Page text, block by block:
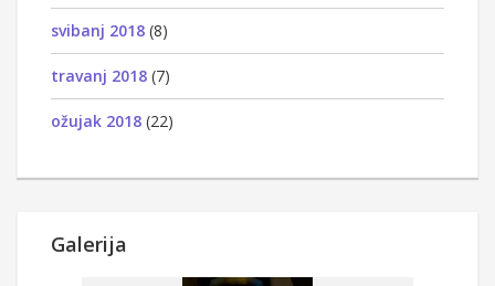
svibanj 2018 (8)
travanj 2018 (7)
ožujak 2018 (22)
Galerija